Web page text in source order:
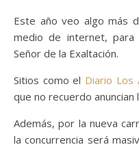
Este año veo algo más
medio de internet,
Señor de la Exaltación.
Sitios como el Diario Los
que no recuerdo
Además, por la nueva
la concurrencia será